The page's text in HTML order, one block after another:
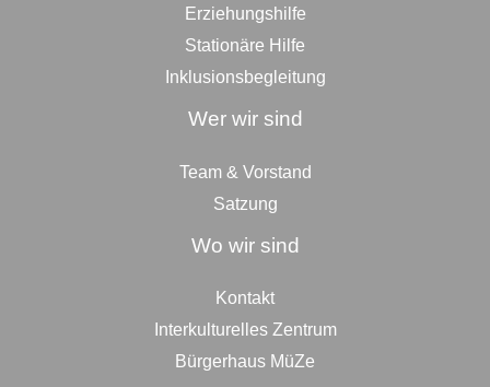
Erziehungshilfe
Stationäre Hilfe
Inklusionsbegleitung
Wer wir sind
Team & Vorstand
Satzung
Wo wir sind
Kontakt
Interkulturelles Zentrum
Bürgerhaus MüZe